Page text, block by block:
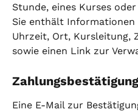
Stunde, eines Kurses
Sie enthält Informationen
Uhrzeit, Ort, Kursleitung,
sowie einen Link zur
Zahlungsbestätigung
Eine E-Mail zur